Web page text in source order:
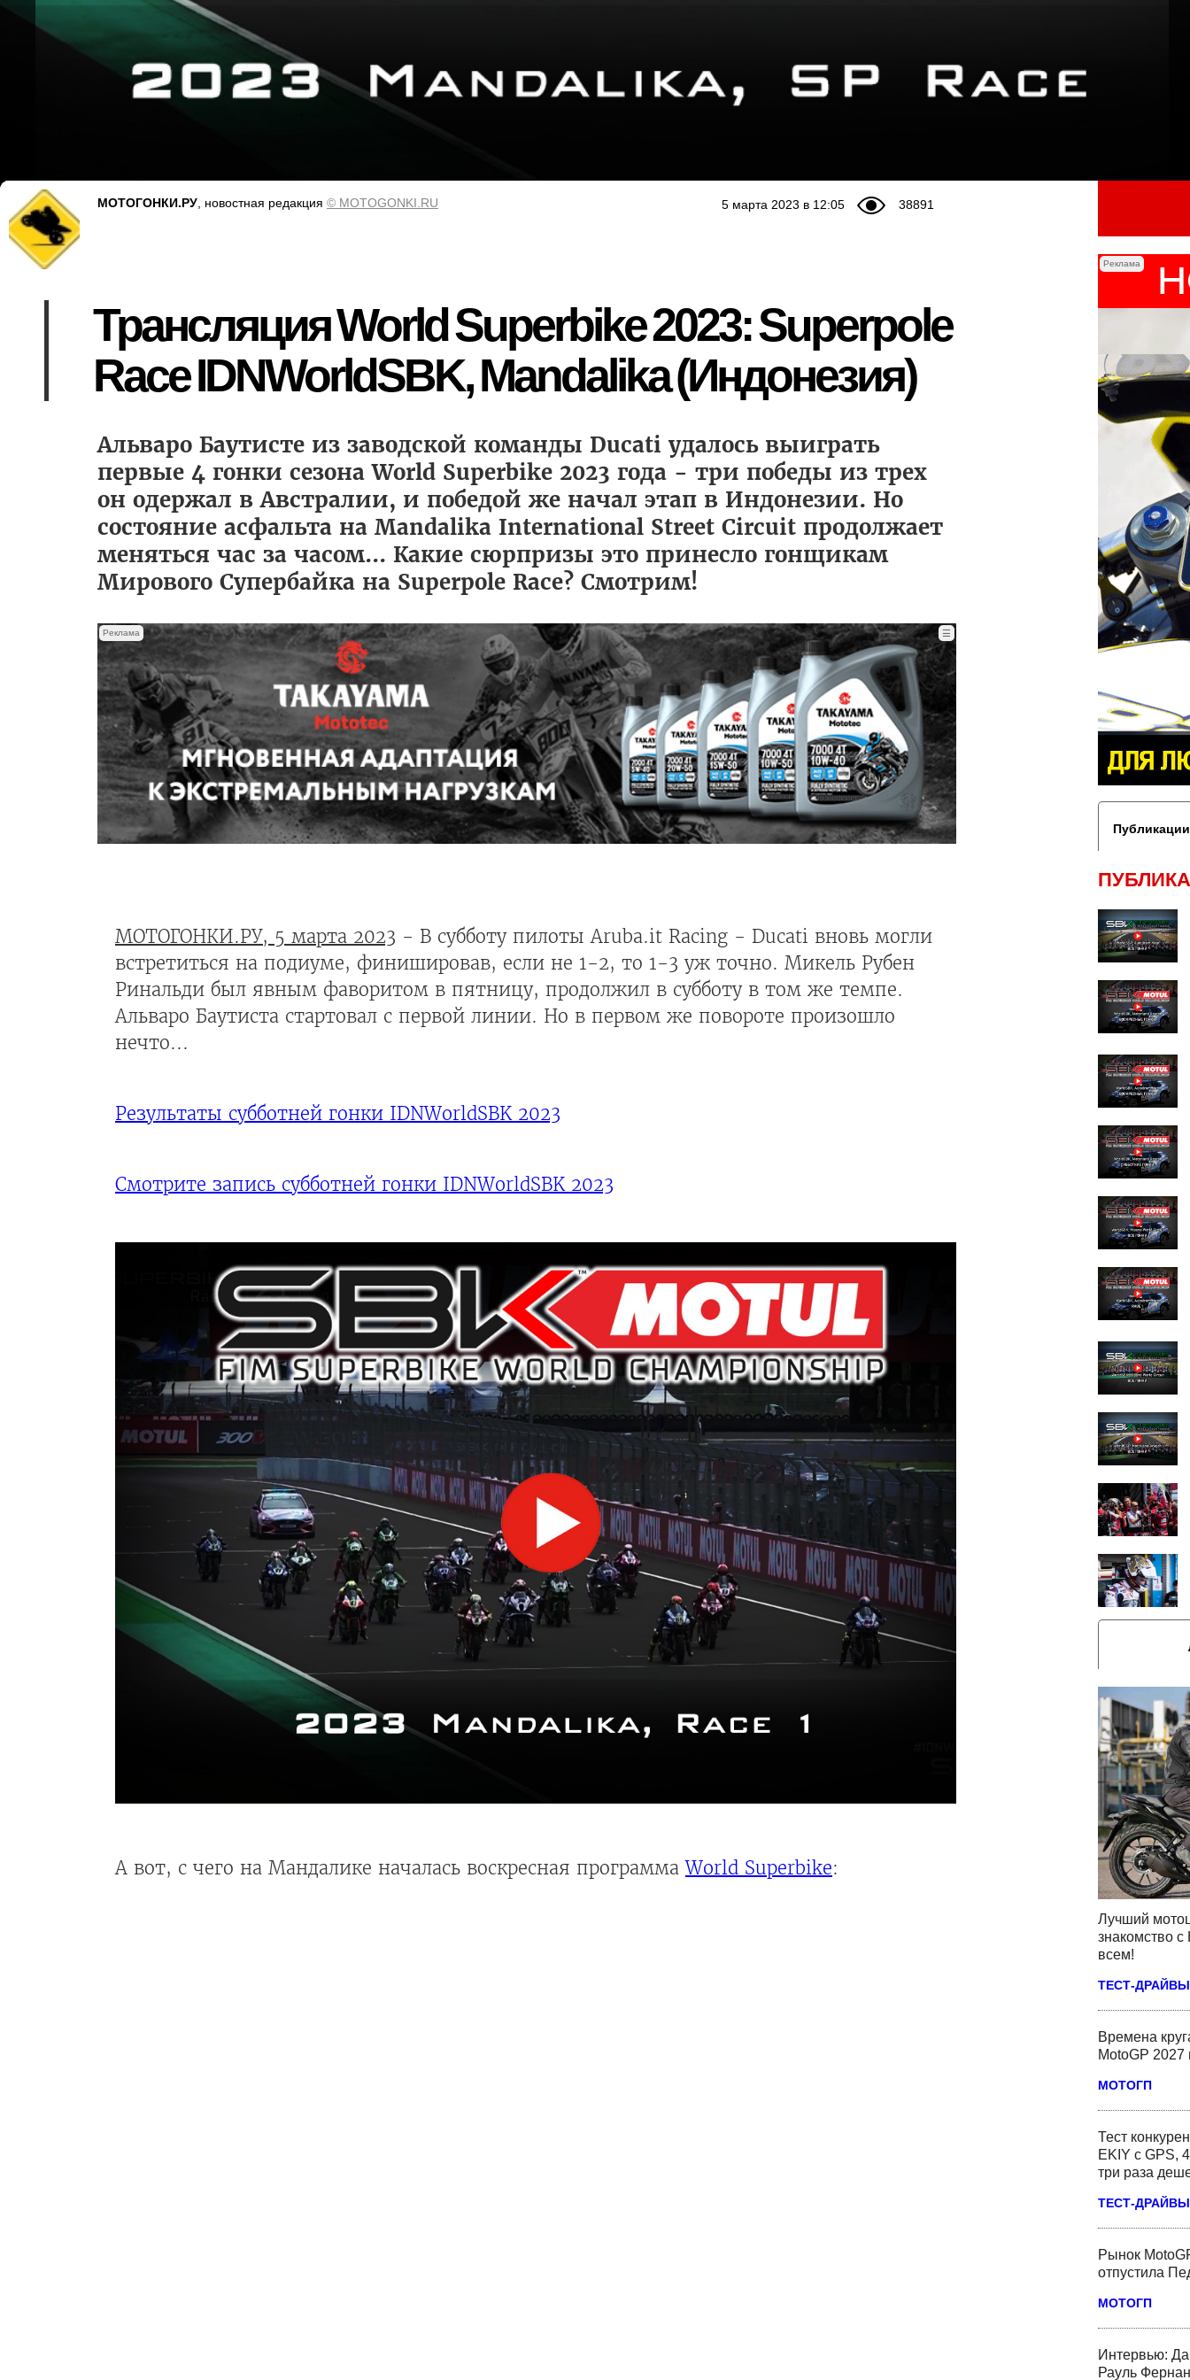
Реклама
Лучший
знакомство
всем!
ТЕСТ-ДРАЙВЫ
Времена
MotoGP
МОТОГП
Тест
EKIY с GPS,
три раза
ТЕСТ-ДРАЙВЫ
Рынок
отпустила
МОТОГП
Интервью:
Рауль
38891
5 марта 2023 в 12:05
МОТОГОНКИ.РУ , новостная редакция © MOTOGONKI.RU
Трансляция World Superbike 2023: Superpole
Race IDNWorldSBK, Mandalika (Индонезия)
Альваро Баутисте из заводской команды Ducati удалось выиграть
первые 4 гонки сезона World Superbike 2023 года - три победы из трех
он одержал в Австралии, и победой же начал этап в Индонезии. Но
состояние асфальта на Mandalika International Street Circuit продолжает
меняться час за часом... Какие сюрпризы это принесло гонщикам
Мирового Супербайка на Superpole Race? Смотрим!
Реклама ☰
МОТОГОНКИ.РУ, 5 марта 2023 - В субботу пилоты Aruba.it Racing - Ducati вновь могли
встретиться на подиуме, финишировав, если не 1-2, то 1-3 уж точно. Микель Рубен
Ринальди был явным фаворитом в пятницу, продолжил в субботу в том же темпе.
Альваро Баутиста стартовал с первой линии. Но в первом же повороте произошло
нечто...
Результаты субботней гонки IDNWorldSBK 2023
Смотрите запись субботней гонки IDNWorldSBK 2023
А вот, с чего на Мандалике началась воскресная программаWorld Superbike: